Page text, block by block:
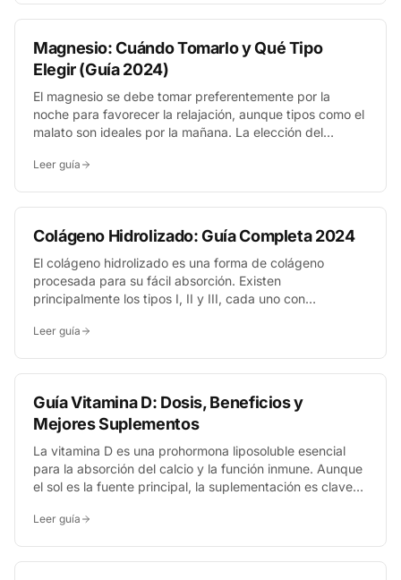
Magnesio: Cuándo Tomarlo y Qué Tipo
Elegir (Guía 2024)
El magnesio se debe tomar preferentemente por la
noche para favorecer la relajación, aunque tipos como el
malato son ideales por la mañana. La elección del
estrés y malato para la energía— dependerá de tus
Leer guía
Colágeno Hidrolizado: Guía Completa 2024
El colágeno hidrolizado es una forma de colágeno
procesada para su fácil absorción. Existen
principalmente los tipos I, II y III, cada uno con
diarios y los primeros resultados en piel y articulaciones
constante.
Leer guía
Guía Vitamina D: Dosis, Beneficios y
Mejores Suplementos
La vitamina D es una prohormona liposoluble esencial
para la absorción del calcio y la función inmune. Aunque
el sol es la fuente principal, la suplementación es clave
niveles óptimos y prevenir deficiencias.
Leer guía